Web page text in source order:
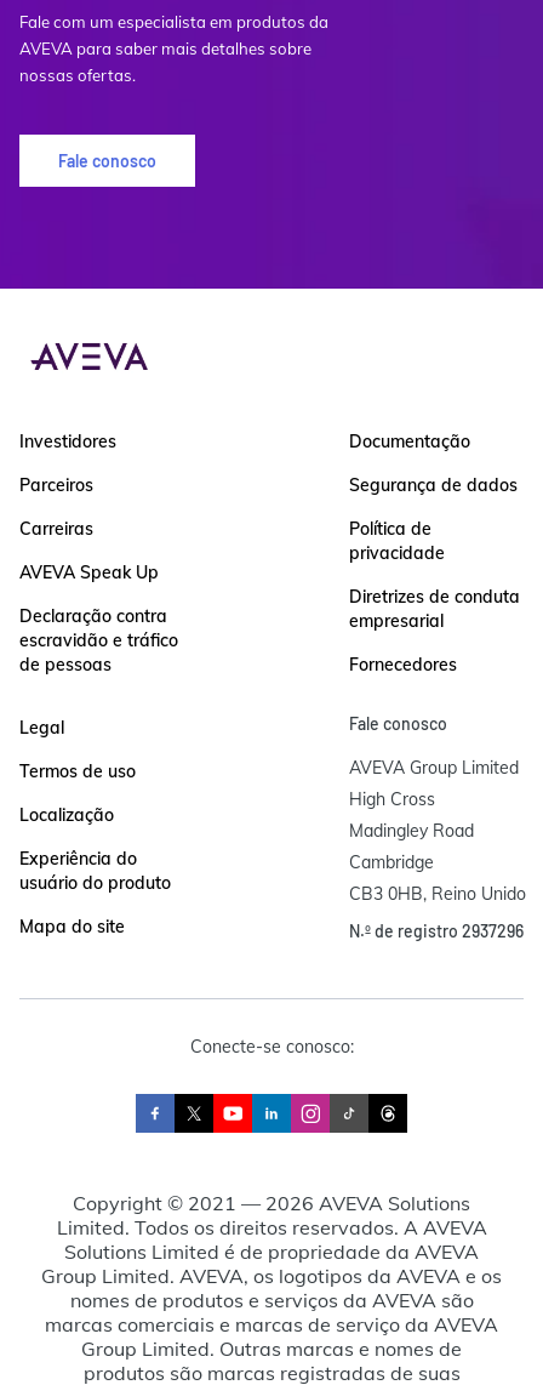
Fale com um especialista em produtos da
AVEVA para saber mais detalhes sobre
nossas ofertas.
Fale conosco
Investidores
Parceiros
Carreiras
AVEVA Speak Up
Declaração contra
escravidão e tráfico
de pessoas
Documentação
Segurança de dados
Política de
privacidade
Diretrizes de conduta
empresarial
Fornecedores
Legal
Termos de uso
Localização
Experiência do
usuário do produto
Mapa do site
Fale conosco
AVEVA Group Limited
High Cross
Madingley Road
Cambridge
CB3 0HB, Reino Unido
N.º de registro 2937296
Conecte-se conosco:
Copyright © 2021 — 2026 AVEVA Solutions
Limited. Todos os direitos reservados. A AVEVA
Solutions Limited é de propriedade da AVEVA
Group Limited. AVEVA, os logotipos da AVEVA e os
nomes de produtos e serviços da AVEVA são
marcas comerciais e marcas de serviço da AVEVA
Group Limited. Outras marcas e nomes de
produtos são marcas registradas de suas